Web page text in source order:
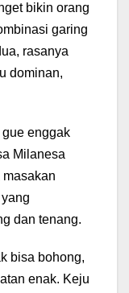
bikin orang
garing
rasanya
dominan,
enggak
Milanesa
dan tenang.
bisa bohong,
enak. Keju